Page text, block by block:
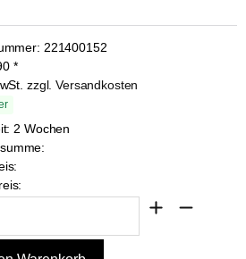
221400152
*
zzgl. Versandkosten
2 Wochen